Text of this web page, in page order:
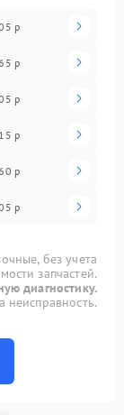
р
р
р
р
р
р
без учета
запчастей.
диагностику.